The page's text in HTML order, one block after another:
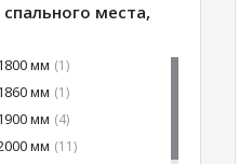
места,
мм (1)
мм (1)
мм (4)
мм (11)